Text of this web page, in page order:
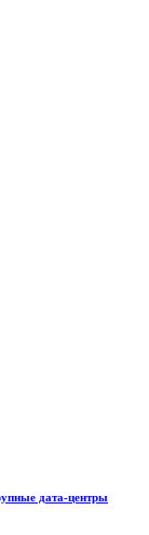
дата-центры